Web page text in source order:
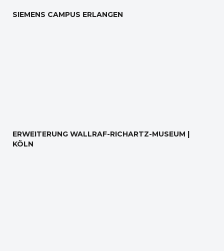
SIEMENS CAMPUS ERLANGEN
ERWEITERUNG WALLRAF-RICHARTZ-MUSEUM |
KÖLN